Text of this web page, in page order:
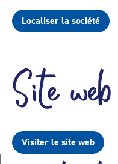
Localiser la société
Site web
Visiter le site web